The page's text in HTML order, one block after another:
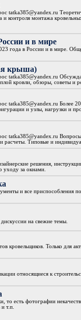
tatka385@yandex.ru
и контроля монтажа
и в мире
года в России и в мире.
крыша)
tatka385@yandex.ru
кровли, обзоры, советы и
tatka385@yandex.ru Более
и узлы, нагрузки и
tatka385@yandex.ru
расчеты. Типовые и
решения,
уходу за окнами.
и все приспособления
на свежие темы.
кровельщиков. Только для
относящиеся к
то есть фотографии
т.п.